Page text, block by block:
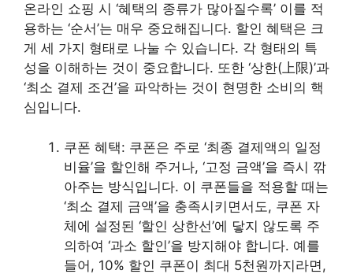
온라인 쇼핑 시 ‘혜택의 종류가 많아질수록’ 이를 적
용하는 ‘순서’는 매우 중요해집니다. 할인 혜택은 크
게 세 가지 형태로 나눌 수 있습니다. 각 형태의 특
성을 이해하는 것이 중요합니다. 또한 ‘상한(上限)’과
‘최소 결제 조건’을 파악하는 것이 현명한 소비의 핵
심입니다.
쿠폰 혜택: 쿠폰은 주로 ‘최종 결제액의 일정
비율’을 할인해 주거나, ‘고정 금액’을 즉시 깎
아주는 방식입니다. 이 쿠폰들을 적용할 때는
‘최소 결제 금액’을 충족시키면서도, 쿠폰 자
체에 설정된 ‘할인 상한선’에 닿지 않도록 주
의하여 ‘과소 할인’을 방지해야 합니다. 예를
들어, 10% 할인 쿠폰이 최대 5천원까지라면,